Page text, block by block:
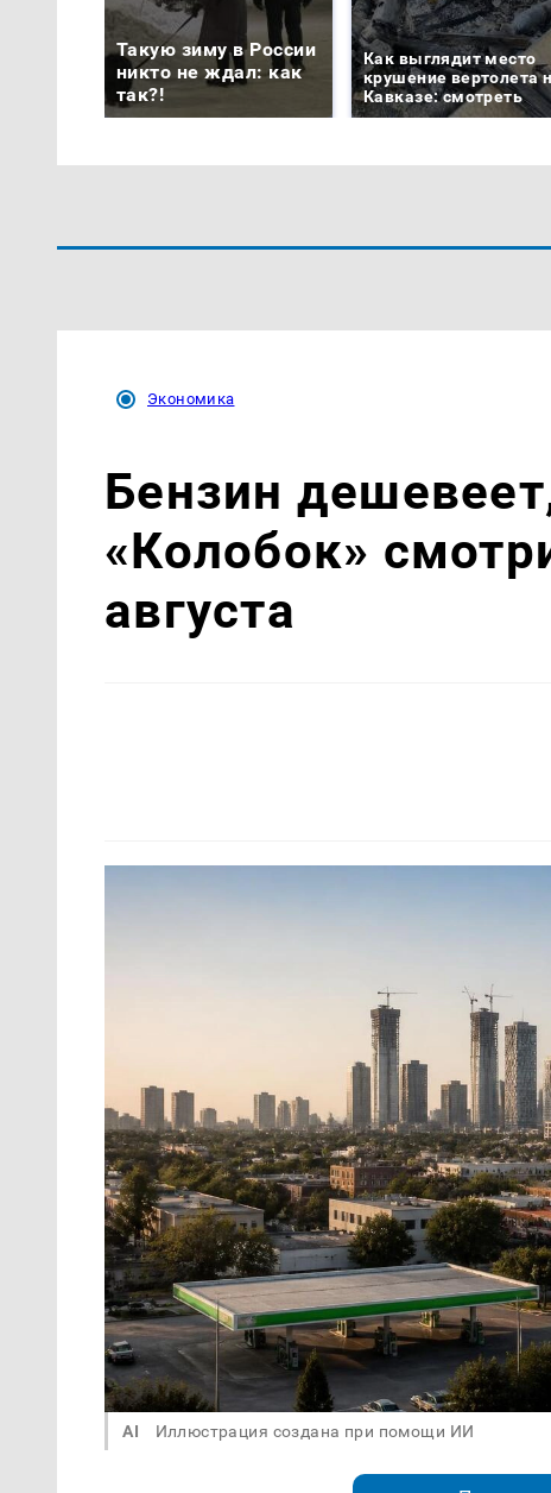
Такую зиму в России
никто не ждал: как
так?!
Как выглядит место
крушение вертолета
Кавказе: смотреть
Экономика
Бензин
«Колобок»
августа
AI Иллюстрация создана при помощи ИИ